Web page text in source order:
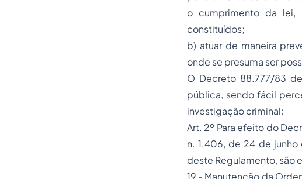
o cumprimento da lei,
constituídos;
b) atuar de maneira
onde se presuma ser
O Decreto 88.777/83
pública, sendo fácil
investigação criminal:
Art. 2º Para efeito do
n. 1.406, de 24 de
deste Regulamento, são
19 - Manutenção da